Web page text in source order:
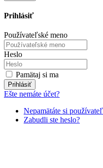
Prihlásiť
Používateľské meno
Heslo
Pamätaj si ma
Prihlásiť
Ešte nemáte účet?
Nepamätáte si
Zabudli ste heslo?